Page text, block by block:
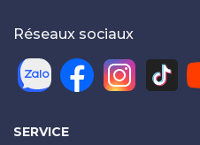
Réseaux sociaux
SERVICE